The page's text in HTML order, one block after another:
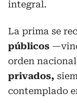
integral.
La prima se
públicos
orden
privados,
contemplado